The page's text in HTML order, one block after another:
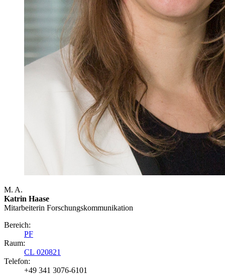
M. A.
Katrin Haase
Mitarbeiterin Forschungs­kommunikation
Bereich:
PF
Raum:
CL 020821
Telefon:
+49 341 3076-6101